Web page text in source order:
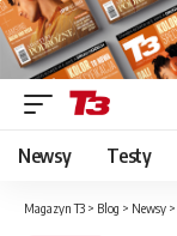
Newsy Testy
Magazyn T3 > Blog > Newsy >